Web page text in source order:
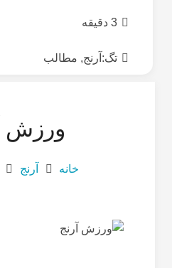
3 دقیقه
تگ: آرنج, مطالب
ورزش
خانه آرنج